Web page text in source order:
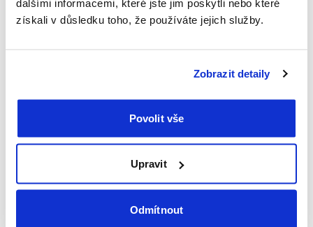
dalšími informacemi, které jste jim poskytli nebo které
získali v důsledku toho, že používáte jejich služby.
Zobrazit detaily
Povolit vše
Upravit
Odmítnout
Zavazadla 30 000 Kč
5 000 000 Kč